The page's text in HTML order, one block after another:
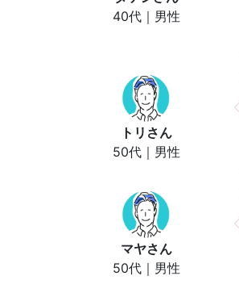
40代｜男性
トリ さん
50代｜男性
マヤさん
50代｜男性